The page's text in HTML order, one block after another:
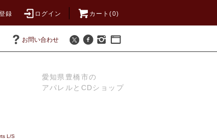
録 ログイン カート(0)
お問い合わせ
愛知県豊橋市の
アパレルとCDショップ
L/S